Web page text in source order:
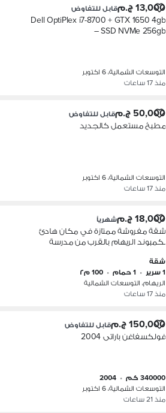
13,000 ج.م قابل للتفاوض
Dell OptiPlex i7-8700 + GTX 1650 4gb
– SSD NVMe 256gb
التوسعات الشمالية، 6 اكتوبر
منذ 17 ساعات
50,000 ج.م قابل للتفاوض
مطبخ مستعمل كالجديد
التوسعات الشمالية، 6 اكتوبر
منذ 17 ساعات
18,000 ج.م شهرياً
شقة مفروشة ممتازة في مكان هادئ
بكمبوند الريهام بالقرب من مدرسة
شقة
1 سرير
• 1 حمام • 100 م٢
الريهام، التوسعات الشمالية
منذ 17 ساعات
150,000 ج.م قابل للتفاوض
فولكسفاغن باراتى 2004
340000 كم •
2004
التوسعات الشمالية، 6 اكتوبر
منذ 21 ساعات